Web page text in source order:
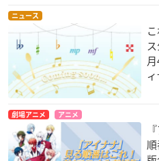
ニュース
劇場アニメ アニメ